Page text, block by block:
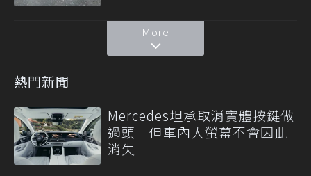
More
熱門新聞
Mercedes坦承取消實體按鍵做
過頭 但車內大螢幕不會因此
消失